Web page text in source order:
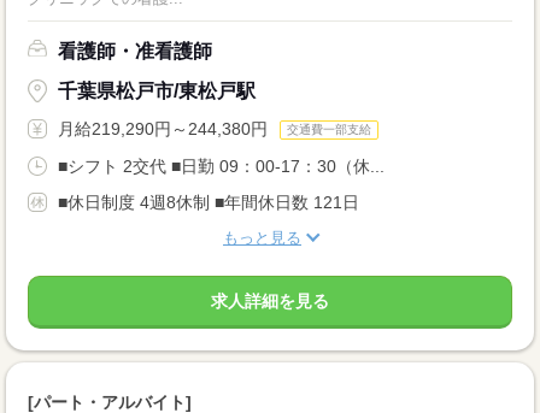
看護師・准看護師
千葉県松戸市/東松戸駅
月給219,290円～244,380円 交通費一部支給
■シフト 2交代 ■日勤 09：00-17：30（休...
■休日制度 4週8休制 ■年間休日数 121日
もっと見る
求人詳細を見る
[パート・アルバイト]